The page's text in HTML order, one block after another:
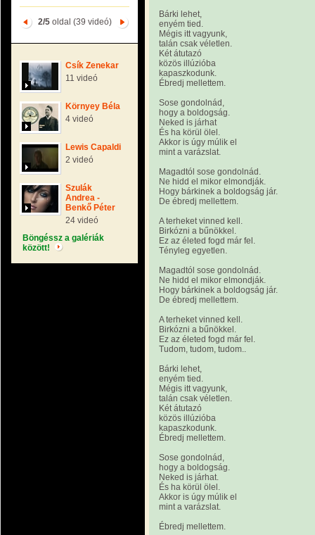
2/5oldal (39 videó)
Csík Zenekar
11 videó
Környey Béla
4 videó
Lewis Capaldi
2 videó
Szulák
Andrea -
Benkő Péter
24 videó
Böngéssz a galériák
között!
Bárki lehet,
enyém tied.
Mégis itt vagyunk,
talán csak véletlen.
Két átutazó
közös illúzióba
kapaszkodunk.
Ébredj mellettem.
Sose gondolnád,
hogy a boldogság.
Neked is járhat
És ha körül ölel.
Akkor is úgy múlik el
mint a varázslat.
Magadtól sose gondolnád.
Ne hidd el mikor elmondják.
Hogy bárkinek a boldogság jár.
De ébredj mellettem.
A terheket vinned kell.
Birkózni a bűnökkel.
Ez az életed fogd már fel.
Tényleg egyetlen.
Magadtól sose gondolnád.
Ne hidd el mikor elmondják.
Hogy bárkinek a boldogság jár.
De ébredj mellettem.
A terheket vinned kell.
Birkózni a bűnökkel.
Ez az életed fogd már fel.
Tudom, tudom, tudom..
Bárki lehet,
enyém tied.
Mégis itt vagyunk,
talán csak véletlen.
Két átutazó
közös illúzióba
kapaszkodunk.
Ébredj mellettem.
Sose gondolnád,
hogy a boldogság.
Neked is járhat.
És ha körül ölel.
Akkor is úgy múlik el
mint a varázslat.
Ébredj mellettem.